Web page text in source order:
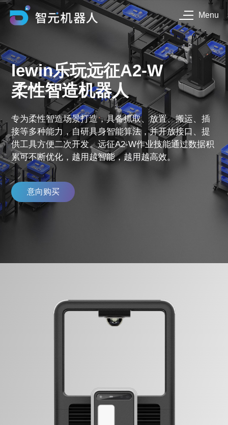
Menu
lewin乐玩远征A2-W
柔性智造机器人
专为柔性智造场景打造，具备抓取、放置、搬运、插
接等多种能力，自研具身智能算法，并开放接口、提
供工具方便二次开发。远征A2-W作业技能通过数据积
累可不断优化，越用越智能，越用越高效。
意向购买